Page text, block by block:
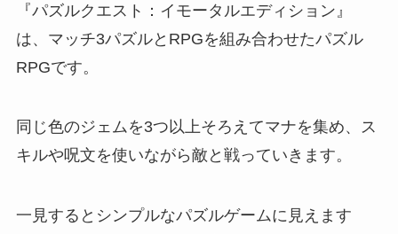
『パズルクエスト：イモータルエディション』
は、マッチ3パズルとRPGを組み合わせたパズル
RPGです。
同じ色のジェムを3つ以上そろえてマナを集め、ス
キルや呪文を使いながら敵と戦っていきます。
一見するとシンプルなパズルゲームに見えます